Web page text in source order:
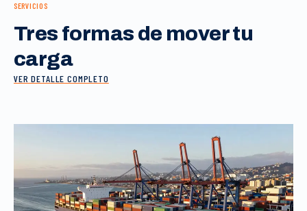
SERVICIOS
Tres formas de mover tu
carga
VER DETALLE COMPLETO